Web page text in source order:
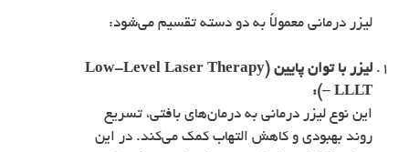
لیزر درمانی معمولاً به دو دسته تقسیم می‌شود:
لیزر با توان پایین (Low-Level Laser Therapy
– LLLT):
این نوع لیزر درمانی به درمان‌های بافتی، تسریع
روند بهبودی و کاهش التهاب کمک می‌کند. در این